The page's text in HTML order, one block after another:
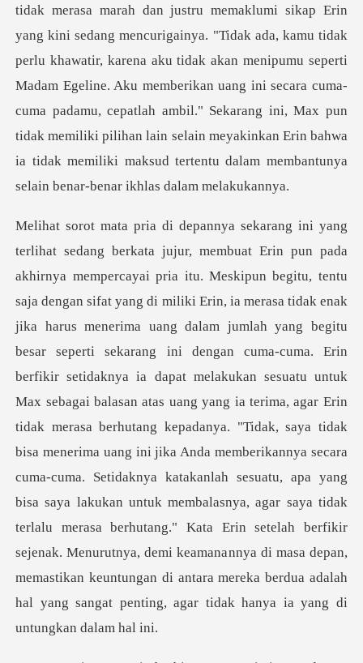
ak
perlu khawatir, karena aku tidak akan menipumu seperti
Madam Egeline. Aku memberikan uang ini secara cuma-
cuma padamu, cepatlah ambil." Sekarang ini, Max
ini dengan cuma-cuma. Erin
berfikir setidaknya ia dapat melakukan sesuatu untuk
Max sebagai balasan atas uang yang ia terima, agar Erin
tidak merasa berhutang kepadanya. "Tidak, saya tidak
bisa menerima uang ini jika Anda memberikannya secara
cuma-cuma. Setidaknya katakanlah sesuatu, apa yan